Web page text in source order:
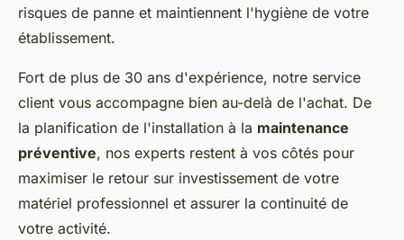
risques de panne et maintiennent l'hygiène de votre
établissement.
Fort de plus de 30 ans d'expérience, notre service
client vous accompagne bien au-delà de l'achat. De
la planification de l'installation à la maintenance
préventive, nos experts restent à vos côtés pour
maximiser le retour sur investissement de votre
matériel professionnel et assurer la continuité de
votre activité.